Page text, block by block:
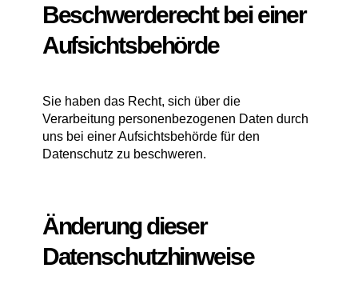
Beschwerderecht bei einer
Aufsichtsbehörde
Sie haben das Recht, sich über die
Verarbeitung personenbezogenen Daten durch
uns bei einer Aufsichtsbehörde für den
Datenschutz zu beschweren.
Änderung dieser
Datenschutzhinweise